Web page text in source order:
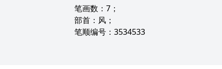
笔画数：7；
部首：风；
笔顺编号：3534533